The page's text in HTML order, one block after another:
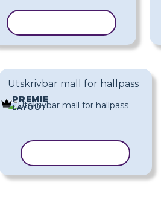
Utskrivbar mall för hallpass
PREMIE
LAYOUT